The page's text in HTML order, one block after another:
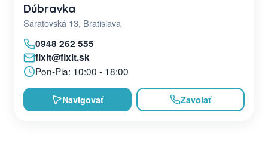
Dúbravka
Saratovská 13, Bratislava
0948 262 555
fixit@fixit.sk
Pon-Pia: 10:00 - 18:00
Navigovať Zavolať